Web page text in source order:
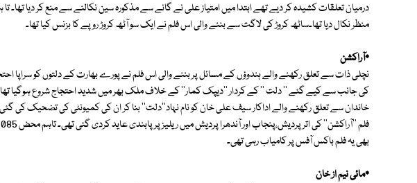
درمیان تعلقات کشیدہ کر دیے تھے ابتدا میں امتیاز علی نے گانے سے مذکورہ سین نکالنے سے منع کر دیا تھا۔ تا
منظر نکال دیا تھا۔ساٹھ کروڑ کی لاگت سے بننے والی اس فلم نے ایک سو آٹھ کروڑ روپے کا بزنس کیا تھا۔
٭آراکشن
نچلی ذات سے تعلق رکھنے والے ہندوؤں کے مسائل پر بننے والی اس فلم نے پورے بھارت کے دلتوں کو سراپا
کی جانب سے کیے گئے '' دلت '' کے کردار ''دیپک کمار'' کے خلاف ملک بھر میں شدید احتجاج شروع ہوگیا
خاندان سے تعلق رکھنے والے اداکار سیف علی خان کو نام نہاد''دلت'' بنا کر ان کی کمیونٹی کی تضحیک
بھی یہ فلم باکس آفس پر کامیاب رہی تھی۔
٭مائی نیم از خان